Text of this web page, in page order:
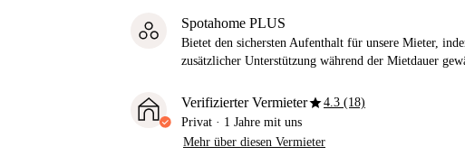
Spotahome PLUS
Bietet den sichersten Aufenthalt für unsere Mieter,
zusätzlicher Unterstützung während der Mietdauer
Verifizierter Vermieterstar4.3 (18)
Privat · 1 Jahre mit uns
Mehr über diesen Vermieter